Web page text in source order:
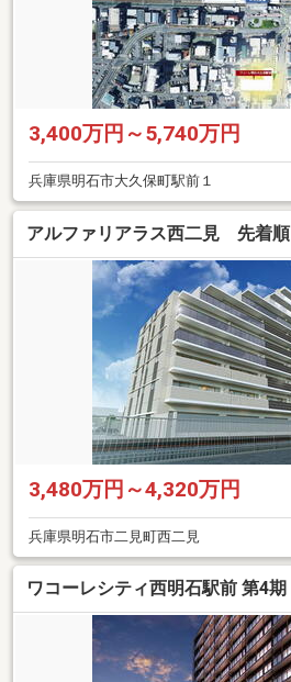
3,400万円～5,740万円
兵庫県明石市大久保町駅前１
アルファリアラス西二見 先着順
3,480万円～4,320万円
兵庫県明石市二見町西二見
ワコーレシティ西明石駅前 第4期